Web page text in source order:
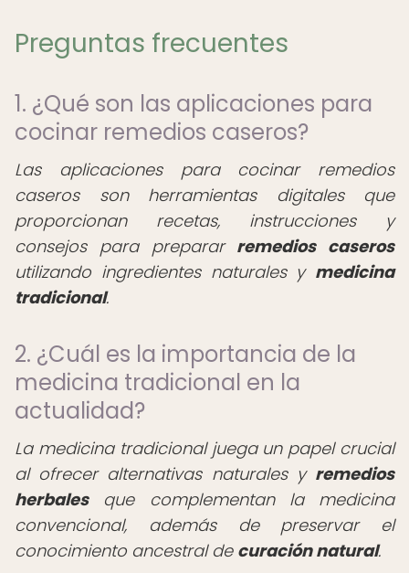
Preguntas frecuentes
1. ¿Qué son las aplicaciones para
cocinar remedios caseros?
Las aplicaciones para cocinar remedios
caseros son herramientas digitales que
proporcionan recetas, instrucciones y
consejos para preparar remedios caseros
utilizando ingredientes naturales y medicina
tradicional.
2. ¿Cuál es la importancia de la
medicina tradicional en la
actualidad?
La medicina tradicional juega un papel crucial
al ofrecer alternativas naturales y remedios
herbalesque complementan la medicina
convencional, además de preservar el
conocimiento ancestral de curación natural.